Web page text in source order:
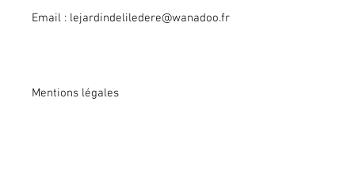
Email : lejardindeliledere@wanadoo.fr
Mentions légales